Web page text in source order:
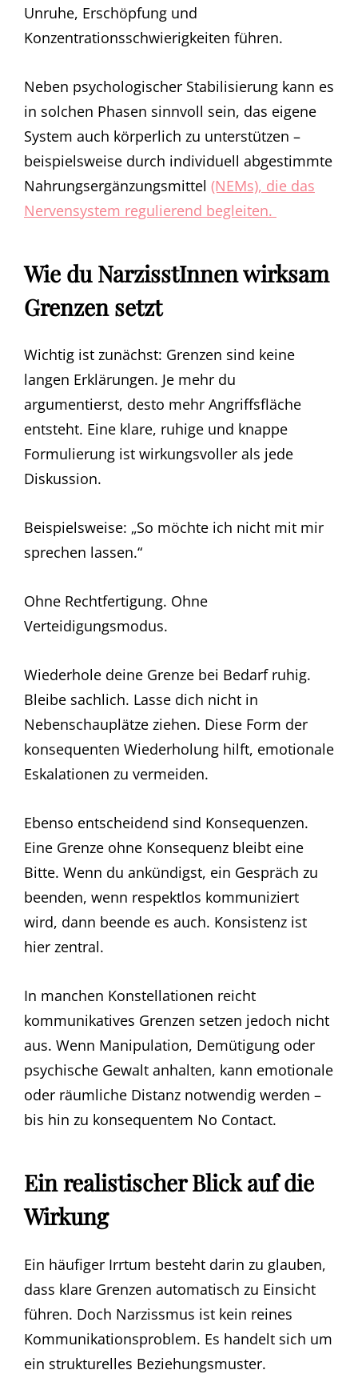
Unruhe, Erschöpfung und
Konzentrationsschwierigkeiten führen.
Neben psychologischer Stabilisierung kann es
in solchen Phasen sinnvoll sein, das eigene
System auch körperlich zu unterstützen –
beispielsweise durch individuell abgestimmte
Nahrungsergänzungsmittel (NEMs), die das
Nervensystem regulierend begleiten.
Wie du NarzisstInnen wirksam
Grenzen setzt
Wichtig ist zunächst: Grenzen sind keine
langen Erklärungen. Je mehr du
argumentierst, desto mehr Angriffsfläche
entsteht. Eine klare, ruhige und knappe
Formulierung ist wirkungsvoller als jede
Diskussion.
Beispielsweise: „So möchte ich nicht mit mir
sprechen lassen.“
Ohne Rechtfertigung. Ohne
Verteidigungsmodus.
Wiederhole deine Grenze bei Bedarf ruhig.
Bleibe sachlich. Lasse dich nicht in
Nebenschauplätze ziehen. Diese Form der
konsequenten Wiederholung hilft, emotionale
Eskalationen zu vermeiden.
Ebenso entscheidend sind Konsequenzen.
Eine Grenze ohne Konsequenz bleibt eine
Bitte. Wenn du ankündigst, ein Gespräch zu
beenden, wenn respektlos kommuniziert
wird, dann beende es auch. Konsistenz ist
hier zentral.
In manchen Konstellationen reicht
kommunikatives Grenzen setzen jedoch nicht
aus. Wenn Manipulation, Demütigung oder
psychische Gewalt anhalten, kann emotionale
oder räumliche Distanz notwendig werden –
bis hin zu konsequentem No Contact.
Ein realistischer Blick auf die
Wirkung
Ein häufiger Irrtum besteht darin zu glauben,
dass klare Grenzen automatisch zu Einsicht
führen. Doch Narzissmus ist kein reines
Kommunikationsproblem. Es handelt sich um
ein strukturelles Beziehungsmuster.